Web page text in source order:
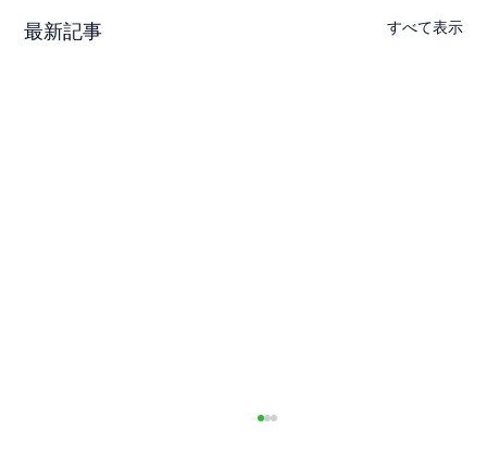
最新記事 すべて表示